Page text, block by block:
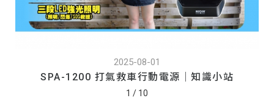
2025-08-01
SPA-1200 打氣救車行動電源｜知識小站
1 / 10